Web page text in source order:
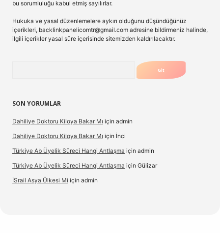
bu sorumluluğu kabul etmiş sayılırlar.
Hukuka ve yasal düzenlemelere aykırı olduğunu düşündüğünüz
içerikleri, backlinkpanelicomtr@gmail.com adresine bildirmeniz halinde,
ilgili içerikler yasal süre içerisinde sitemizden kaldırılacaktır.
SON YORUMLAR
Dahiliye Doktoru Kiloya Bakar Mı için admin
Dahiliye Doktoru Kiloya Bakar Mı için İnci
Türkiye Ab Üyelik Süreci Hangi Antlaşma için admin
Türkiye Ab Üyelik Süreci Hangi Antlaşma için Gülizar
İSrail Asya Ülkesi Mi için admin